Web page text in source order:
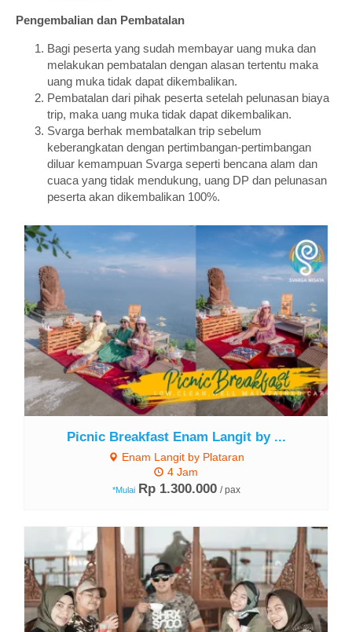
Pengembalian dan Pembatalan
Bagi peserta yang sudah membayar uang muka dan
melakukan pembatalan dengan alasan tertentu maka
uang muka tidak dapat dikembalikan.
Pembatalan dari pihak peserta setelah pelunasan biaya
trip, maka uang muka tidak dapat dikembalikan.
Svarga berhak membatalkan trip sebelum
keberangkatan dengan pertimbangan-pertimbangan
diluar kemampuan Svarga seperti bencana alam dan
cuaca yang tidak mendukung, uang DP dan pelunasan
peserta akan dikembalikan 100%.
Lihat Detail
Picnic Breakfast Enam Langit by ...
Enam Langit by Plataran
4 Jam
*Mulai Rp 1.300.000 / pax
Lihat Detail